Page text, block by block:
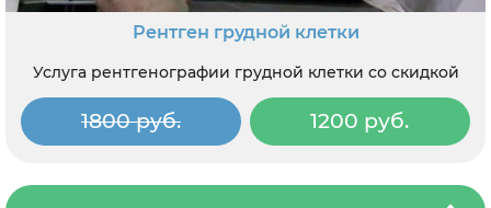
Рентген грудной клетки
Услуга рентгенографии грудной клетки со скидкой
1800 руб. 1200 руб.